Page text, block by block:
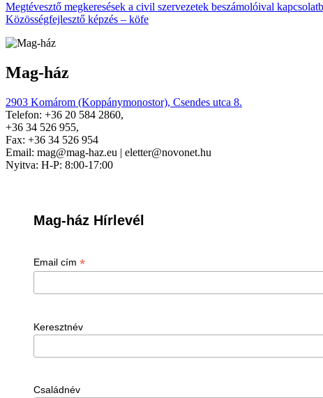
Megtévesztő megkeresések a civil szervezetek beszámolóival
Közösségfejlesztő képzés – köfe
Mag-ház
2903 Komárom (Koppánymonostor), Csendes utca 8.
Telefon: +36 20 584 2860,
+36 34 526 955,
Fax: +36 34 526 954
Email: mag@mag-haz.eu | eletter@novonet.hu
Nyitva: H-P: 8:00-17:00
Mag-ház Hírlevél
Email cím *
Keresztnév
Családnév